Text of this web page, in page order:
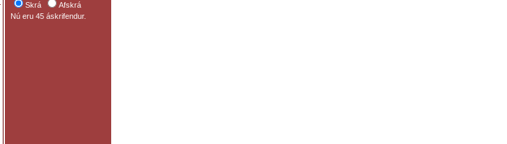
Skrá
Afskrá
Nú eru 45 áskrifendur.